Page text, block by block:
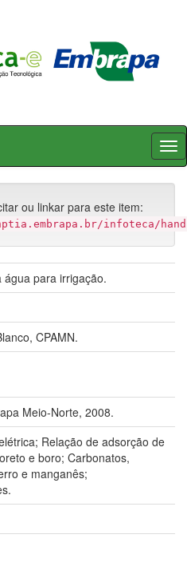
ou linkar para este item:
infoteca/
água para irrigação.
CPAMN.
Meio-Norte, 2008.
Relação de adsorção de
e boro; Carbonatos,
e manganês;